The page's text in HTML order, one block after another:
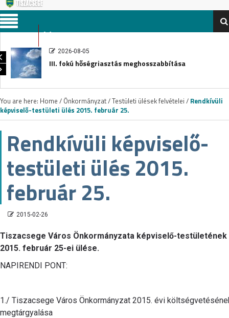
Menu
2026-08-05
III. fokú hőségriasztás meghosszabbítása
You are here: Home / Önkormányzat/Testületi ülések felvételei / Rendkívüli
képviselő-testületi ülés 2015. február 25.
Rendkívüli képviselő-
testületi ülés 2015.
február 25.
2015-02-26
Tiszacsege Város Önkormányzata képviselő-testületének
2015. február 25-ei ülése.
NAPIRENDI PONT:
1./ Tiszacsege Város Önkormányzat 2015. évi
megtárgyalása